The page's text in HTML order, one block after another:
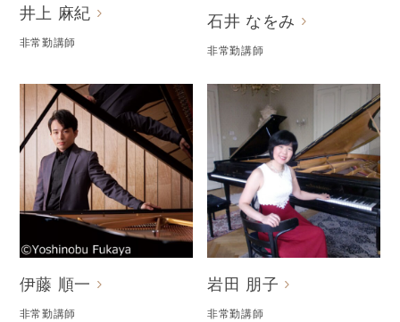
井上 麻紀
非常勤講師
石井 なをみ
非常勤講師
伊藤 順一
非常勤講師
岩田 朋子
非常勤講師